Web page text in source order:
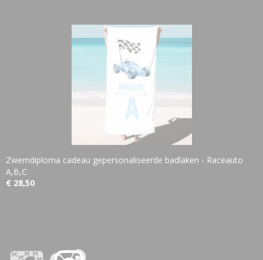
Zwemdiploma cadeau gepersonaliseerde badlaken - Raceauto
A,B,C
€ 28,50